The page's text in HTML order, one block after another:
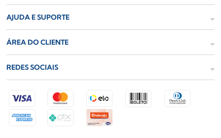
AJUDA E SUPORTE
ÁREA DO CLIENTE
REDES SOCIAIS